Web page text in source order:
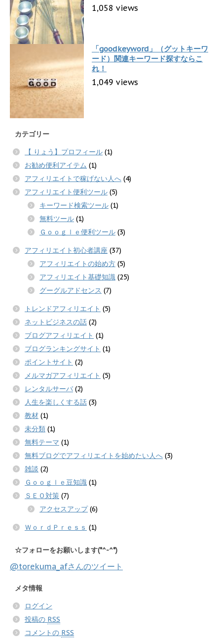
1,058 views
「goodkeyword」（グットキーワ
ード）関連キーワード探すならこ
れ！
1,049 views
カテゴリー
【 りょう】プロフィール (1)
お勧め便利アイテム (1)
アフィリエイトで稼げない人へ (4)
アフィリエイト便利ツール (5)
キーワード検索ツール (1)
無料ツール (1)
Ｇｏｏｇｌｅ便利ツール (3)
アフィリエイト初心者講座 (37)
アフィリエイトの始め方 (5)
アフィリエイト基礎知識 (25)
グーグルアドセンス (7)
トレンドアフィリエイト (5)
ネットビジネスの話 (2)
ブログアフィリエイト (1)
ブログランキングサイト (1)
ポイントサイト (2)
メルマガアフィリエイト (5)
レンタルサーバ(2)
人生を楽しくする話 (3)
教材 (1)
未分類 (1)
無料テーマ (1)
無料ブログでアフィリエイトを始めたい人へ (3)
雑談 (2)
Ｇｏｏｇｌｅ豆知識 (1)
ＳＥＯ対策 (7)
アクセスアップ(6)
ＷｏｒｄＰｒｅｓｓ (1)
☆フォローをお願いします(*^-^*)
@torekuma_afさんのツイート
メタ情報
ログイン
投稿の RSS
コメントの RSS